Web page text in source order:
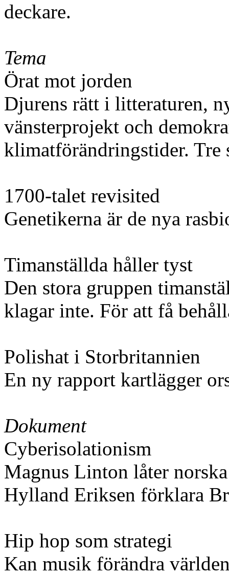
deckare.
Tema
Örat mot jorden
Djurens rätt i litteraturen,
vänsterprojekt och
klimatförändringstider. Tre
1700-talet revisited
Genetikerna är de nya
Timanställda håller tyst
Den stora gruppen
klagar inte. För att få
Polishat i Storbritannien
En ny rapport kartlägger
Dokument
Cyberisolationism
Magnus Linton låter
Hylland Eriksen förklara
Hip hop som strategi
Kan musik förändra